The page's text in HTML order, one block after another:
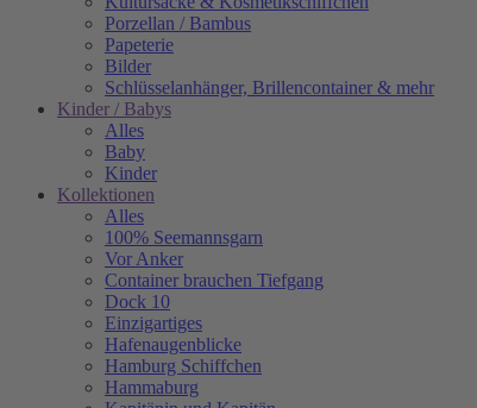
Porzellan / Bambus
Papeterie
Bilder
Schlüsselanhänger, Brillencontainer & mehr
Kinder / Babys
Alles
Baby
Kinder
Kollektionen
Alles
100% Seemannsgarn
Vor Anker
Container brauchen Tiefgang
Dock 10
Einzigartiges
Hafenaugen­blicke
Hamburg Schiffchen
Hammaburg